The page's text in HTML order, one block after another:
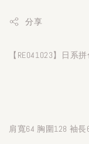
分享
【RE041023】日系
肩寬64 胸圍128 袖長